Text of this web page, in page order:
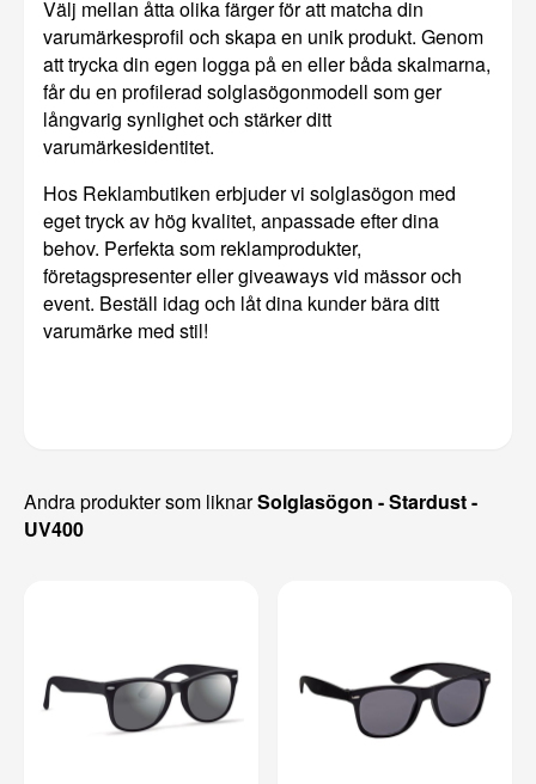
Välj mellan åtta olika färger för att matcha din
varumärkesprofil och skapa en unik produkt. Genom
att trycka din egen logga på en eller båda skalmarna,
får du en profilerad solglasögonmodell som ger
långvarig synlighet och stärker ditt
varumärkesidentitet.
Hos Reklambutiken erbjuder vi solglasögon med
eget tryck av hög kvalitet, anpassade efter dina
behov. Perfekta som reklamprodukter,
företagspresenter eller giveaways vid mässor och
event. Beställ idag och låt dina kunder bära ditt
varumärke med stil!
Andra produkter som liknarSolglasögon - Stardust -
UV400